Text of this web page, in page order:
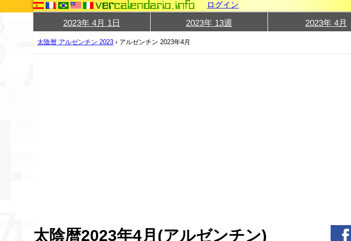
ログイン
2023年 4月 1日 2023年 13週 2023年 4月
太陰暦 アルゼンチン 2023 › アルゼンチン 2023年4月
太陰暦2023年4月(アルゼンチン)